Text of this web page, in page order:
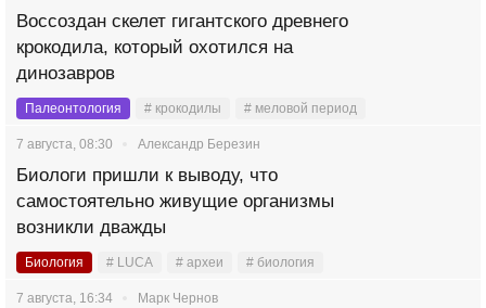
Воссоздан скелет гигантского древнего
крокодила, который охотился на
динозавров
Палеонтология # крокодилы # меловой период
7 августа, 08:30 Александр Березин
Биологи пришли к выводу, что
самостоятельно живущие организмы
возникли дважды
Биология # LUCA # археи # биология
7 августа, 16:34 Марк Чернов